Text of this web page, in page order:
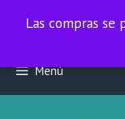
Las compras se
Las compras se
contenido
Menú